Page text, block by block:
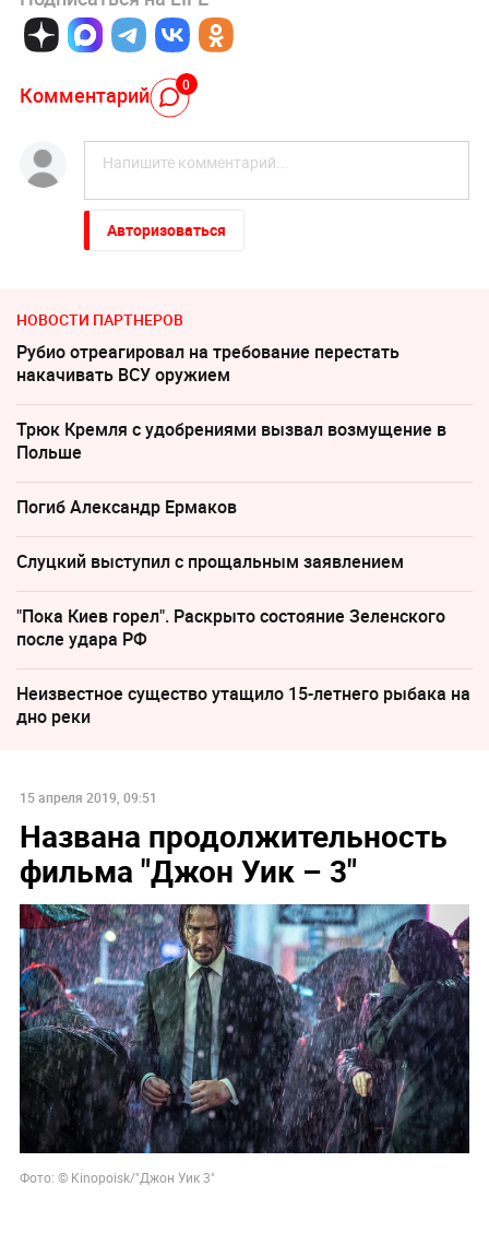
Комментарий 0
Авторизоваться
НОВОСТИ ПАРТНЕРОВ
Рубио отреагировал на требование перестать
накачивать ВСУ оружием
Трюк Кремля с удобрениями вызвал возмущение в
Польше
Погиб Александр Ермаков
Слуцкий выступил с прощальным заявлением
"Пока Киев горел". Раскрыто состояние Зеленского
после удара РФ
Неизвестное существо утащило 15-летнего рыбака на
дно реки
15 апреля 2019, 09:51
Названа продолжительность
фильма "Джон Уик – 3"
Фото: © Kinopoisk/"Джон Уик 3"